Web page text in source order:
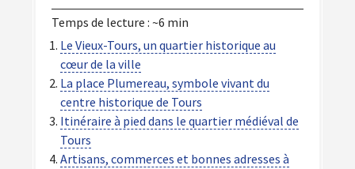
Temps de lecture : ~6 min
Le Vieux-Tours, un quartier historique au
cœur de la ville
La place Plumereau, symbole vivant du
centre historique de Tours
Itinéraire à pied dans le quartier médiéval de
Tours
Artisans, commerces et bonnes adresses à